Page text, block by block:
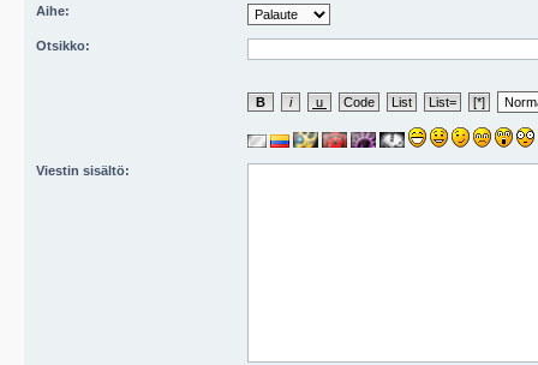
Aihe:
Otsikko:
Viestin sisältö: